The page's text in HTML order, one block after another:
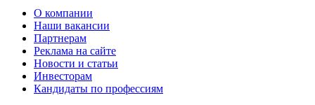
О компании
Наши вакансии
Партнерам
Реклама на сайте
Новости и статьи
Инвесторам
Кандидаты по профессиям